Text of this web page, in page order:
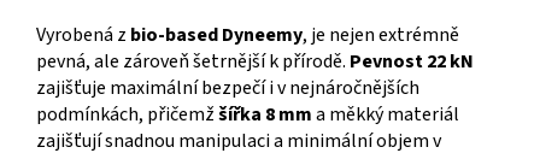
Vyrobená z bio-based Dyneemy, je nejen extrémně
pevná, ale zároveň šetrnější k přírodě. Pevnost 22 kN
zajišťuje maximální bezpečí i v nejnáročnějších
podmínkách, přičemžšířka 8 mma měkký materiál
zajišťují snadnou manipulaci a minimální objem v